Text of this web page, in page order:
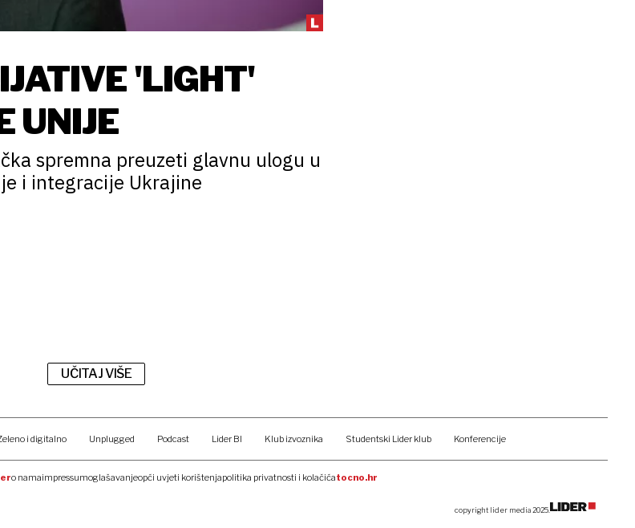
'LIGHT'
UNIJE
spremna preuzeti glavnu ulogu u
i integracije Ukrajine
UČITAJ VIŠE
i digitalno Unplugged Podcast Lider BI Klub izvoznika Studentski Lider klub Konferencije
o namaimpressumoglašavanjeopći uvjeti korištenjapolitika privatnosti i kolačićatocno.hr
copyright lider media 2025.